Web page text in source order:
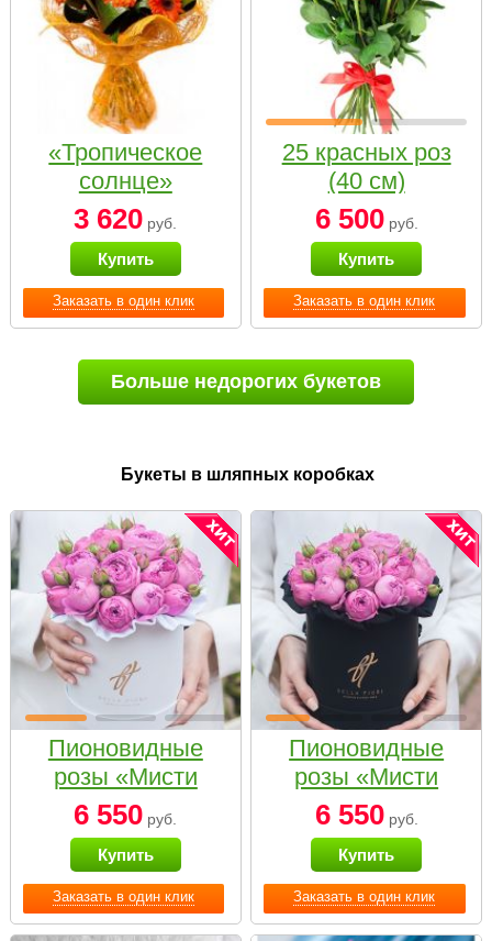
Заказать в один клик
«Тропическое
солнце»
3 620 руб.
Купить
Заказать в один клик
25 красных роз
(40 см)
6 500руб.
Купить
Больше недорогих букетов
Букеты в шляпных коробках
Заказать в один клик
Пионовидные
розы «Мисти
бабблс» в белой
коробке Small
6 550 руб.
Купить
Заказать в один клик
Пионовидные
розы «Мисти
бабблс» в
черной коробке
Small
6 550руб.
Купить